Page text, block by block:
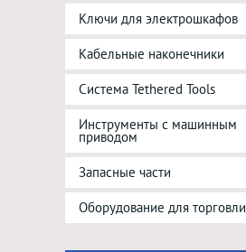
Ключи для электрошкафов
Кабельные наконечники
Система Tethered Tools
Инструменты с машинным
приводом
Запасные части
Оборудование для торговли